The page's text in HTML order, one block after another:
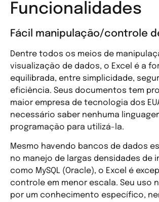
Funcionalidades
Fácil manipulação/controle
Dentre todos os meios de
visualização de dados, o Excel é a
equilibrada, entre simplicidade,
eficiência. Seus documentos tem
maior empresa de tecnologia dos
necessário saber nenhuma
programação para utilizá-la.
Mesmo havendo bancos de dados
no manejo de largas densidades de
como MySQL (Oracle), o Excel é
controle em menor escala. Seu uso
por um conhecimento específico,